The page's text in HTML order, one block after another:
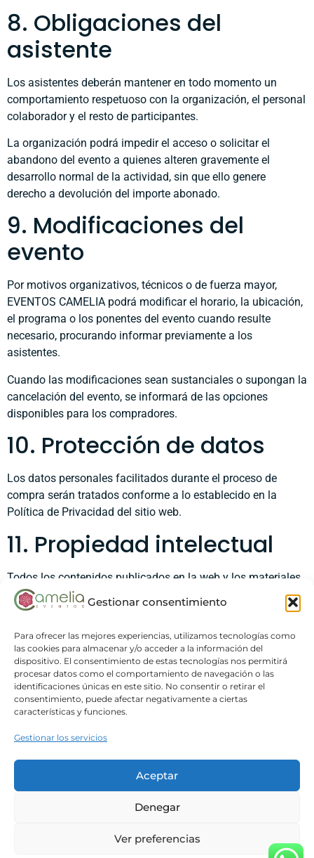
Gestionar consentimiento
Para ofrecer las mejores experiencias, utilizamos tecnologías como
las cookies para almacenar y/o acceder a la información del
dispositivo. El consentimiento de estas tecnologías nos permitirá
procesar datos como el comportamiento de navegación o las
identificaciones únicas en este sitio. No consentir o retirar el
consentimiento, puede afectar negativamente a ciertas
características y funciones.
Gestionar los servicios
Aceptar
Denegar
Ver preferencias
8. Obligaciones del
asistente
Los asistentes deberán mantener en todo momento un
comportamiento respetuoso con la organización, el personal
colaborador y el resto de participantes.
La organización podrá impedir el acceso o solicitar el
abandono del evento a quienes alteren gravemente el
desarrollo normal de la actividad, sin que ello genere
derecho a devolución del importe abonado.
9. Modificaciones del
evento
Por motivos organizativos, técnicos o de fuerza mayor,
EVENTOS CAMELIA podrá modificar el horario, la ubicación,
el programa o los ponentes del evento cuando resulte
necesario, procurando informar previamente a los
asistentes.
Cuando las modificaciones sean sustanciales o supongan la
cancelación del evento, se informará de las opciones
disponibles para los compradores.
10. Protección de datos
Los datos personales facilitados durante el proceso de
compra serán tratados conforme a lo establecido en la
Política de Privacidad del sitio web.
11. Propiedad intelectual
Todos los contenidos publicados en la web y los materiales
facilitados durante los eventos están protegidos por la
normativa sobre propiedad intelectual e industrial.
Queda prohibida su reproducción, distribución o utilización
sin autorización expresa de EVENTOS CAMELIA.
12. Legislación aplicable y
jurisdicción
Las presentes Condiciones Generales se regirán por la
legislación española.
Para cualquier controversia derivada de su interpretación o
ejecución, las partes se someterán a los Juzgados y